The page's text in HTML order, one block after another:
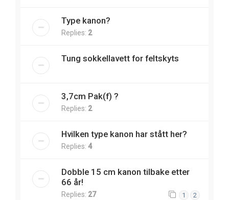
Type kanon?
Replies: 2
Tung sokkellavett for feltskyts
3,7cm Pak(f) ?
Replies: 2
Hvilken type kanon har stått her?
Replies: 4
Dobble 15 cm kanon tilbake etter
66 år!
Replies: 27 1 2